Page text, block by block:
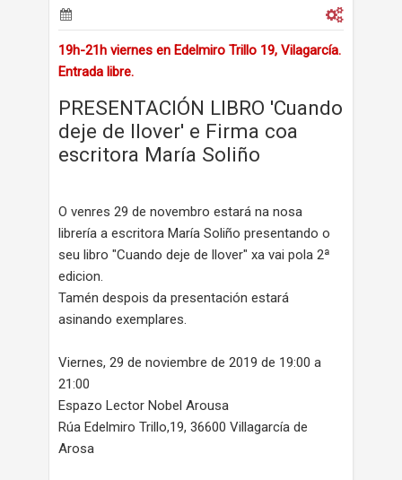
19h-21h viernes en Edelmiro Trillo 19, Vilagarcía.
Entrada libre.
PRESENTACIÓN LIBRO 'Cuando
deje de llover' e Firma coa
escritora María Soliño
O venres 29 de novembro estará na nosa
librería a escritora María Soliño presentando o
seu libro "Cuando deje de llover" xa vai pola 2ª
edicion.
Tamén despois da presentación estará
asinando exemplares.
Viernes, 29 de noviembre de 2019 de 19:00 a
21:00
Espazo Lector Nobel Arousa
Rúa Edelmiro Trillo,19, 36600 Villagarcía de
Arosa